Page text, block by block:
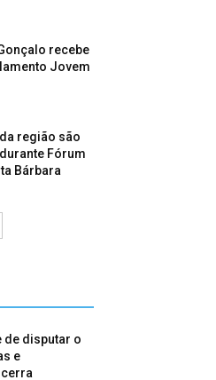
recebe
Jovem
região são
Fórum
Bárbara
de disputar o
e